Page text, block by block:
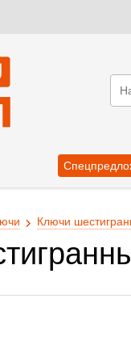
Ключи